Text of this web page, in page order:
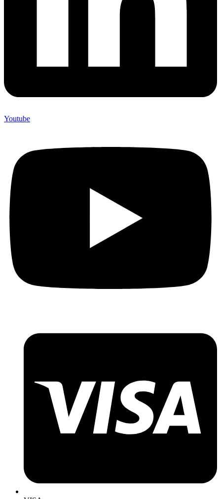
Youtube